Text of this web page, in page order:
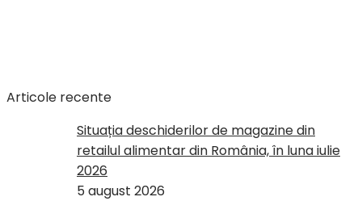
Articole recente
Situația deschiderilor de magazine din
retailul alimentar din România, în luna iulie
2026
5 august 2026